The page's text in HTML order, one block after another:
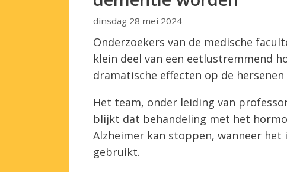
dinsdag 28 mei 2024
Onderzoekers van de medische
klein deel van een eetlustremmend
dramatische effecten op de hersenen
Het team, onder leiding van
blijkt dat behandeling met het
Alzheimer kan stoppen, wanneer
gebruikt.